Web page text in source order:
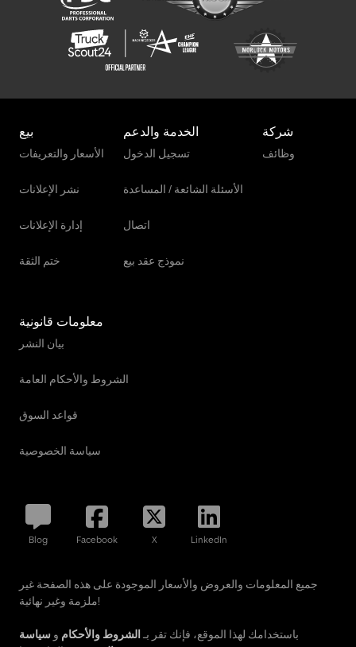
بيع
الأسعار والتعريفات
نشر الإعلانات
إدارة الإعلانات
ختم الثقة
الخدمة والدعم
تسجيل الدخول
الأسئلة الشائعة / المساعدة
اتصال
نموذج عقد بيع
شركة
وظائف
معلومات قانونية
بيان النشر
الشروط والأحكام العامة
قواعد السوق
سياسة الخصوصية
Blog Facebook X LinkedIn
جميع المعلومات والعروض والأسعار الموجودة على هذه الصفحة غير
ملزمة وغير نهائية!
باستخدامك لهذا الموقع، فإنك تقر بـ الشروط والأحكام و سياسة